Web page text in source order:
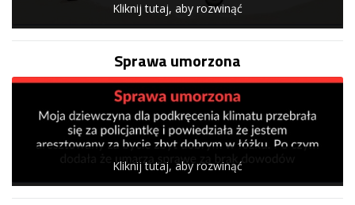
Kliknij tutaj, aby rozwinąć
Sprawa umorzona
Kliknij tutaj, aby rozwinąć